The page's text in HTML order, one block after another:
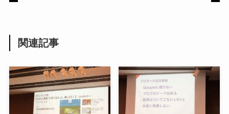
関連記事